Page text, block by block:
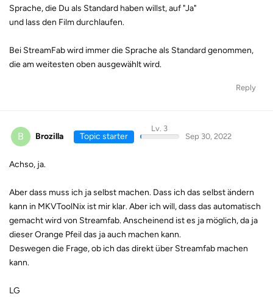
Sprache, die Du als Standard haben willst, auf "Ja"
und lass den Film durchlaufen.
Bei StreamFab wird immer die Sprache als Standard genommen,
die am weitesten oben ausgewählt wird.
Reply
B Brozilla Topic starter
Lv. 3
Sep 30, 2022
Achso, ja.
Aber dass muss ich ja selbst machen. Dass ich das selbst ändern
kann in MKVToolNix ist mir klar. Aber ich will, dass das automatisch
gemacht wird von Streamfab. Anscheinend ist es ja möglich, da ja
dieser Orange Pfeil das ja auch machen kann.
Deswegen die Frage, ob ich das direkt über Streamfab machen
kann.
LG